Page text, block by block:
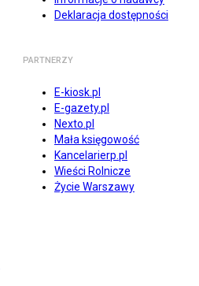
Deklaracja dostępności
PARTNERZY
E-kiosk.pl
E-gazety.pl
Nexto.pl
Mała księgowość
Kancelarierp.pl
Wieści Rolnicze
Życie Warszawy